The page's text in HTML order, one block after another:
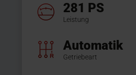
281 PS
Leistung
Automatik
Getriebeart